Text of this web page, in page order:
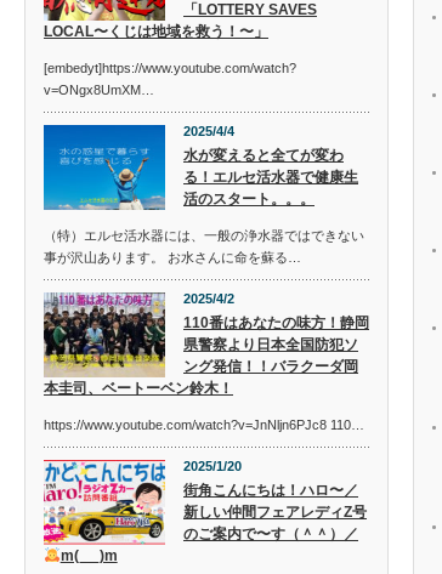
「LOTTERY SAVES
LOCAL〜くじは地域を救う！〜」
[embedyt]https://www.youtube.com/watch?
v=ONgx8UmXM…
2025/4/4
水が変えると全てが変わ
る！エルセ活水器で健康生
活のスタート。。。
（特）エルセ活水器には、一般の浄水器ではできない
事が沢山あります。 お水さんに命を蘇る…
2025/4/2
110番はあなたの味方！静岡
県警察より日本全国防犯ソ
ング発信！！バラクーダ岡
本圭司、ベートーベン鈴木！
https://www.youtube.com/watch?v=JnNljn6PJc8 110…
2025/1/20
街角こんにちは！ハロ〜／
新しい仲間フェアレディZ号
のご案内で〜す（＾＾）／
m(_ _)m